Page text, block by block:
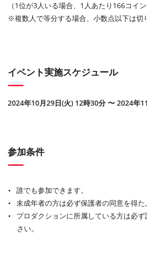
（1位が3人いる場合、1人あたり166コイン
※複数人で等分する場合、小数点以下は切
イベント実施スケジュール
2024年10月29日(火) 12時30分 〜 2024年
参加条件
誰でも参加できます。
未成年者の方は必ず保護者の同意を得た
プロダクションに所属している方は必
さい。